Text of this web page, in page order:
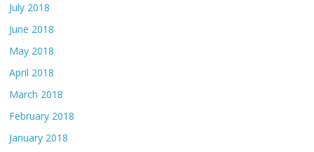
July 2018
June 2018
May 2018
April 2018
March 2018
February 2018
January 2018